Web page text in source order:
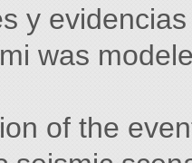
y
was
of the